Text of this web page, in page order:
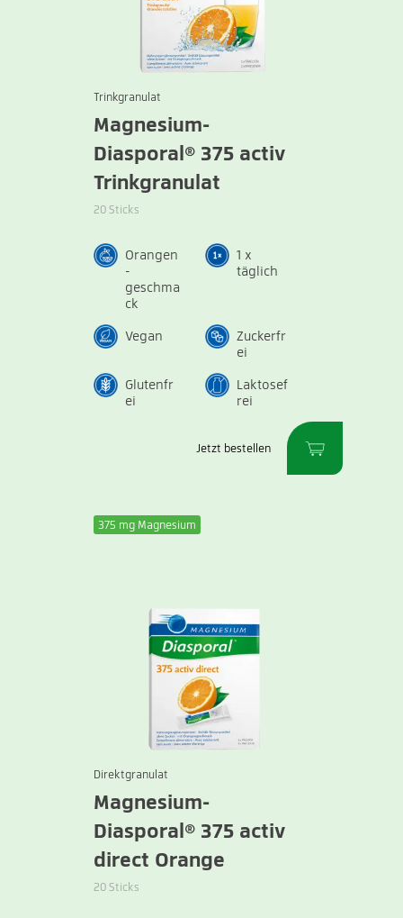
Trinkgranulat
Magnesium-
Diasporal® 375 activ
Trinkgranulat
20 Sticks
Orangen
-
geschma
ck
1 x
täglich
Vegan
Zuckerfr
ei
Glutenfr
ei
Laktosef
rei
Jetzt bestellen
375 mg Magnesium
Direktgranulat
Magnesium-
Diasporal® 375 activ
direct Orange
20 Sticks